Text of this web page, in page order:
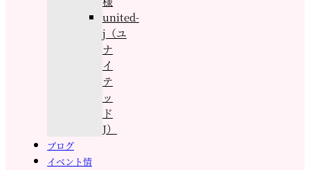
united-
j（ユ
ナ
イ
テ
ッ
ド
J）
ブログ
イベント情